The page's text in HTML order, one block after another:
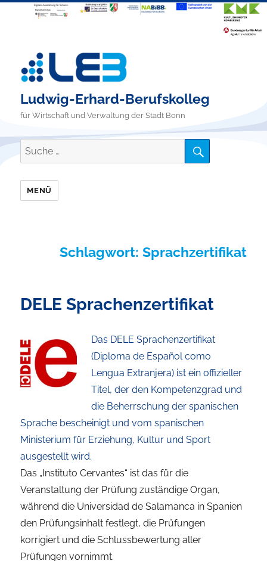
Ludwig-Erhard-Berufskolleg
für Wirtschaft und Verwaltung der Stadt Bonn
Suche
nach:
SUCHE
MENÜ
Schlagwort: Sprachzertifikat
DELE Sprachenzertifikat
Das DELE Sprachenzertifikat
(Diploma de Español como
Lengua Extranjera) ist ein offizieller
Titel, der den Kompetenzgrad und
die Beherrschung der spanischen
Sprache bescheinigt und vom spanischen
Ministerium für Erziehung, Kultur und Sport
ausgestellt wird.
Das „Instituto Cervantes“ ist das für die
Veranstaltung der Prüfung zuständige Organ,
während die Universidad de Salamanca in Spanien
den Prüfungsinhalt festlegt, die Prüfungen
korrigiert und die Schlussbewertung aller
Prüfungen vornimmt.